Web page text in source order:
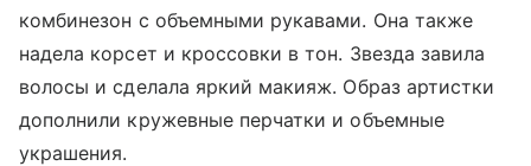
комбинезон с объемными рукавами. Она также
надела корсет и кроссовки в тон. Звезда завила
волосы и сделала яркий макияж. Образ артистки
дополнили кружевные перчатки и объемные
украшения.